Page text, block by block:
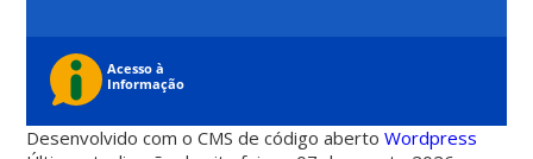
Desenvolvido com o CMS de código abertoWordpress